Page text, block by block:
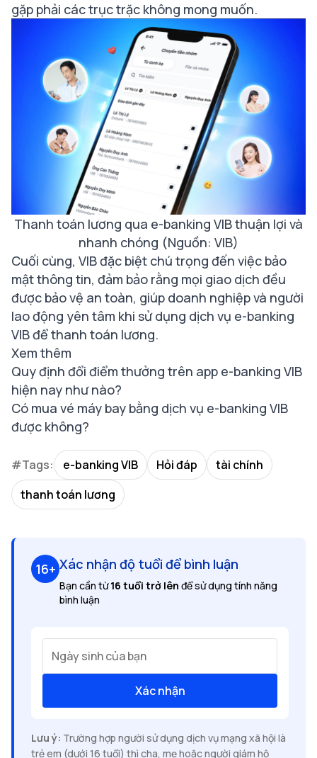
gặp phải các trục trặc không mong muốn.
Thanh toán lương qua e-banking VIB thuận lợi và
nhanh chóng (Nguồn: VIB)
Cuối cùng, VIB đặc biệt chú trọng đến việc bảo
mật thông tin, đảm bảo rằng mọi giao dịch đều
được bảo vệ an toàn, giúp doanh nghiệp và người
lao động yên tâm khi sử dụng dịch vụ e-banking
VIB để thanh toán lương.
Xem thêm
Quy định đổi điểm thưởng trên app e-banking VIB
hiện nay như nào?
Có mua vé máy bay bằng dịch vụ e-banking VIB
được không?
#Tags: e-banking VIB Hỏi đáp
tài chính
thanh toán lương
16+ Xác nhận độ tuổi để bình luận
Bạn cần từ16 tuổi trở lên để sử dụng tính năng
bình luận
Ngày sinh của bạn
Xác nhận
Lưu ý: Trường hợp người sử dụng dịch vụ mạng xã hội là
trẻ em (dưới 16 tuổi) thì cha, mẹ hoặc người giám hộ